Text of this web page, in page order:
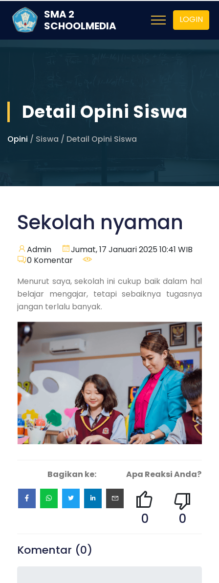
SMA 2
SCHOOLMEDIA
LOGIN
Detail Opini Siswa
Opini / Siswa / Detail Opini Siswa
Sekolah nyaman
Admin
Jumat, 17 Januari 2025 10:41 WIB
0 Komentar
Menurut saya, sekolah ini cukup baik dalam hal
belajar mengajar, tetapi sebaiknya tugasnya
jangan terlalu banyak.
Bagikan ke: Apa Reaksi Anda?
0 0
Komentar (0)